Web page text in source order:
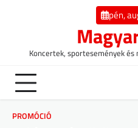
pén,
Koncertek, sportesemények
PROMÓCIÓ